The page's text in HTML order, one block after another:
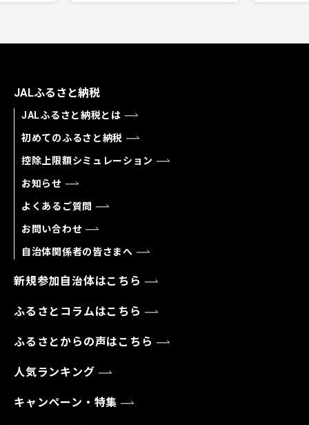
JALふるさと納税
JALふるさと納税とは
初めてのふるさと納税
控除上限額シミュレーション
お知らせ
よくあるご質問
お問い合わせ
自治体関係者の皆さまへ
新規参加自治体はこちら
ふるさとコラムはこちら
ふるさとからの声はこちら
人気ランキング
キャンペーン・特集